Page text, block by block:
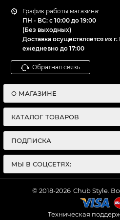
График работы магазина:
ПН - ВС: с 10:00 до 19:00
(Без выходных)
Доставка осуществляется из
ежедневно до 17:00
Обратная связь
О МАГАЗИНЕ
КАТАЛОГ ТОВАРОВ
ПОДПИСКА
МЫ В СОЦСЕТЯХ:
© 2018-2026 Chub Style.
Техническая